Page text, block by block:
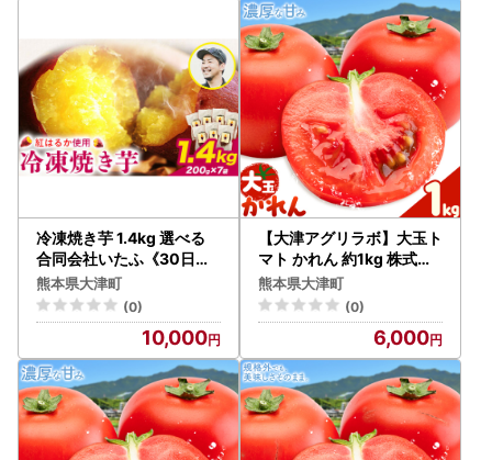
冷凍焼き芋 1.4kg 選べる
合同会社いたふ《30日以
内に出荷予定(土日祝除く)
》さつまいも 芋 冷凍 秋 旬
熊本県大津町
熊本県大津町
(0)
10,000
【大津アグリラボ】大玉ト
マト かれん 約1kg 株式会
社中九州クボタ《10月上
旬-6月下旬頃出荷》熊本
県 大津町 トマト 大玉 野菜
熊本県大津町
(0)
6,000